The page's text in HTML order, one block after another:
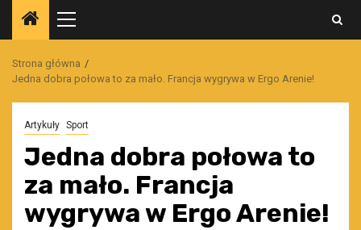
Menu
główne
Strona główna
Jedna dobra połowa to za mało. Francja wygrywa w Ergo Arenie!
Artykuły Sport
Jedna dobra połowa to
za mało. Francja
wygrywa w Ergo Arenie!